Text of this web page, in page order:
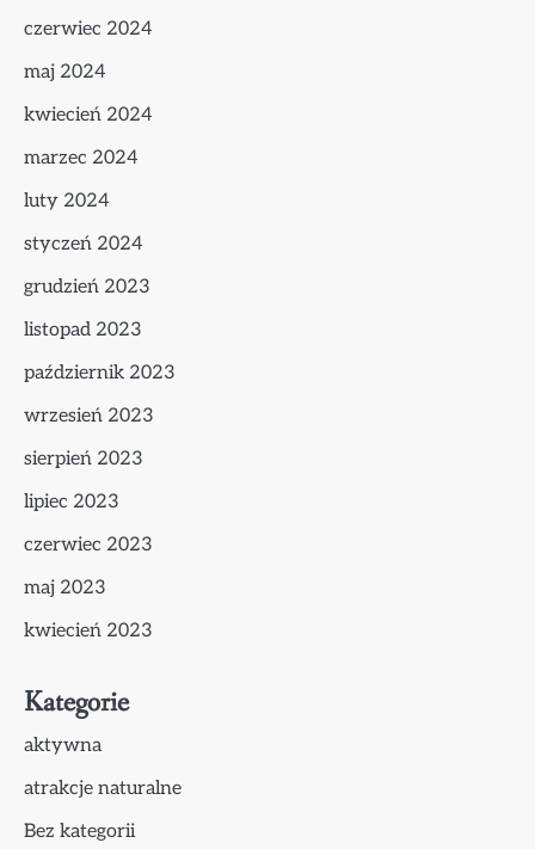
czerwiec 2024
maj 2024
kwiecień 2024
marzec 2024
luty 2024
styczeń 2024
grudzień 2023
listopad 2023
październik 2023
wrzesień 2023
sierpień 2023
lipiec 2023
czerwiec 2023
maj 2023
kwiecień 2023
Kategorie
aktywna
atrakcje naturalne
Bez kategorii